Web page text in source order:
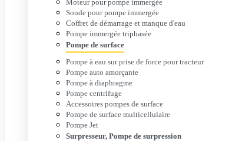
Moteur pour pompe immergée
Sonde pour pompe immergée
Coffret de démarrage et manque d'eau
Pompe immergée triphasée
Pompe de surface
Pompe à eau sur prise de force pour tracteur
Pompe auto amorçante
Pompe à diaphragme
Pompe centrifuge
Accessoires pompes de surface
Pompe de surface multicellulaire
Pompe Jet
Surpresseur, Pompe de surpression